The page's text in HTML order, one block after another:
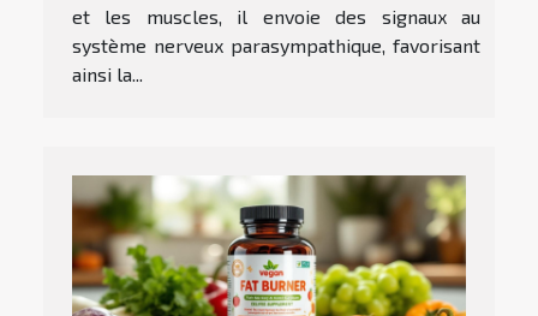
et les muscles, il envoie des signaux au
système nerveux parasympathique, favorisant
ainsi la...